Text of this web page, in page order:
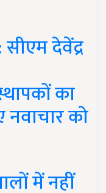
देवेंद्र
का
नवाचार को
में नहीं